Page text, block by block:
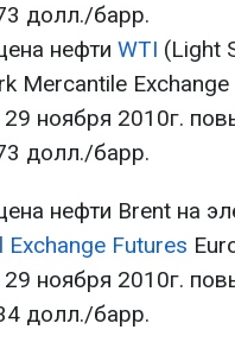
долл./барр.
нефти WTI (Light
Mercantile
29 ноября 2010г.
долл./барр.
нефти Brent на
Exchange Futures
29 ноября 2010г.
долл./барр.